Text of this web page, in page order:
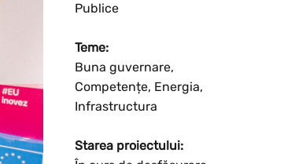
Publice
Teme:
Buna guvernare,
Competențe, Energia,
Infrastructura
Starea proiectului: